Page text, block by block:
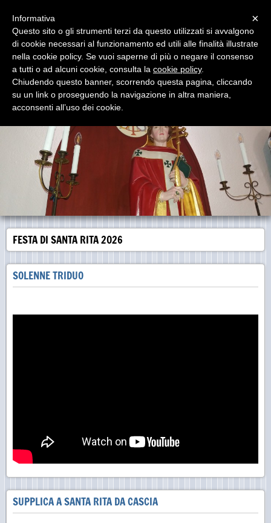
Parrocchia San Gregorio Magno
Via del Borghetto - Pirri Cagliari
FESTA DI SANTA RITA 2026
SOLENNE TRIDUO
SUPPLICA A SANTA RITA DA CASCIA
×
Informativa
Questo sito o gli strumenti terzi da questo utilizzati si avvalgono
di cookie necessari al funzionamento ed utili alle finalità illustrate
nella cookie policy. Se vuoi saperne di più o negare il consenso
a tutti o ad alcuni cookie, consulta la cookie policy.
Chiudendo questo banner, scorrendo questa pagina, cliccando
su un link o proseguendo la navigazione in altra maniera,
acconsenti all’uso dei cookie.